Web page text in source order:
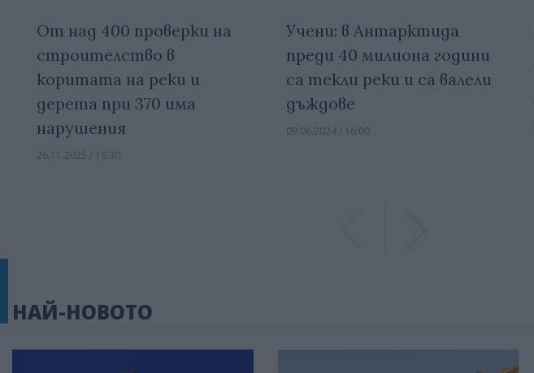
От над 400 проверки на
строителство в
коритата на реки и
дерета при 370 има
нарушения
26.11.2025 / 16:30
Учени: в Антарктида
преди 40 милиона години
са текли реки и са валели
дъждове
09.06.2024 / 16:00
НАЙ-НОВОТО